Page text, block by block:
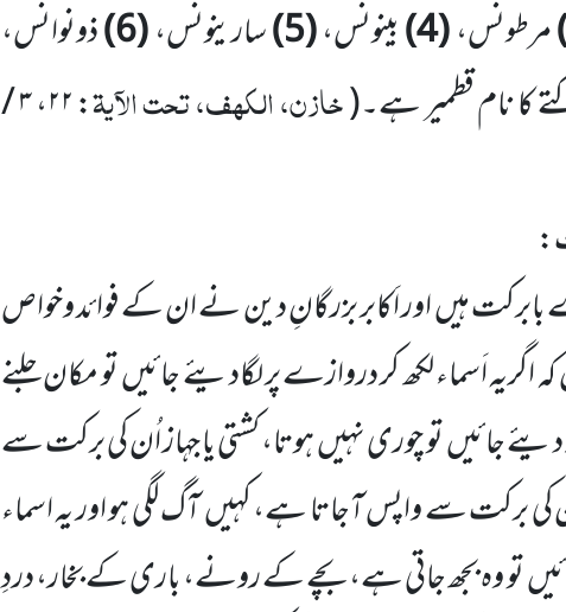
مرطونس،(4) بینونس،(5) سارینونس،(6)
ذونوانس،
کا نام قطمیر ہے۔(خازن، الکھف، تحت الآیۃ:۲۲، ۳ /
ہیں اور اَکابر بزرگانِ دین نے ان کے فوائد وخواص
اگریہ اَسماء لکھ کر دروازے پر لگادیئے جائیں تو مکان جلنے
جائیں تو چوری نہیں ہوتا، کشتی یا جہاز اُن کی برکت سے
کی برکت سے واپس آجاتا ہے، کہیں آگ لگی ہو اور یہ اسماء
تو وہ بجھ جاتی ہے، بچے کے رونے، باری کے بخار، دردِ